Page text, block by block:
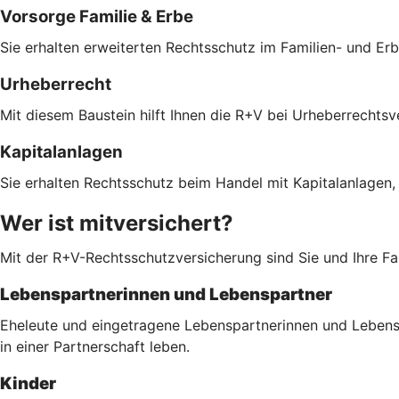
Vorsorge Familie & Erbe
Sie erhalten erweiterten Rechtsschutz im Familien- und
Urheberrecht
Mit diesem Baustein hilft Ihnen die R+V bei
Kapitalanlagen
Sie erhalten Rechtsschutz beim Handel mit
Wer ist mitversichert?
Mit der R+V-Rechtsschutzversicherung sind Sie und Ihre
Lebenspartnerinnen und Lebenspartner
Eheleute und eingetragene Lebenspartnerinnen und
in einer Partnerschaft leben.
Kinder